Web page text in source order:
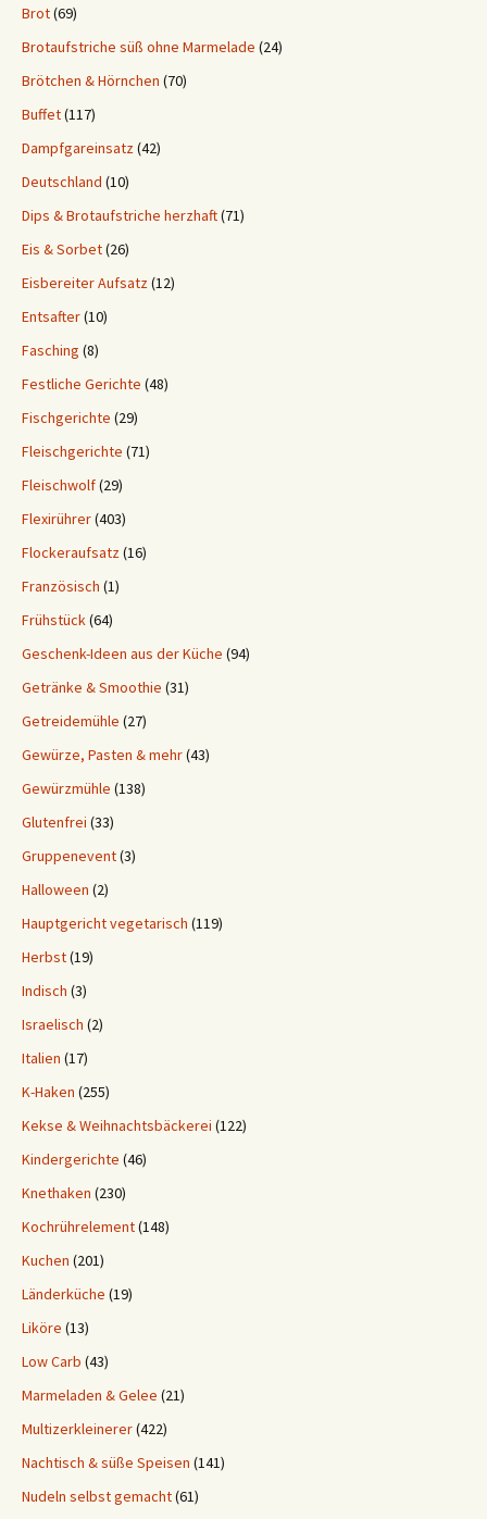
Brot(69)
Brotaufstriche süß ohne Marmelade (24)
Brötchen & Hörnchen (70)
Buffet(117)
Dampfgareinsatz(42)
Deutschland (10)
Dips & Brotaufstriche herzhaft(71)
Eis & Sorbet(26)
Eisbereiter Aufsatz(12)
Entsafter(10)
Fasching (8)
Festliche Gerichte (48)
Fischgerichte (29)
Fleischgerichte (71)
Fleischwolf(29)
Flexirührer(403)
Flockeraufsatz(16)
Französisch (1)
Frühstück(64)
Geschenk-Ideen aus der Küche (94)
Getränke & Smoothie (31)
Getreidemühle (27)
Gewürze, Pasten & mehr(43)
Gewürzmühle (138)
Glutenfrei (33)
Gruppenevent(3)
Halloween (2)
Hauptgericht vegetarisch (119)
Herbst(19)
Indisch (3)
Israelisch (2)
Italien (17)
K-Haken (255)
Kekse & Weihnachtsbäckerei (122)
Kindergerichte (46)
Knethaken (230)
Kochrührelement(148)
Kuchen (201)
Länderküche (19)
Liköre (13)
Low Carb (43)
Marmeladen & Gelee (21)
Multizerkleinerer(422)
Nachtisch & süße Speisen (141)
Nudeln selbst gemacht(61)